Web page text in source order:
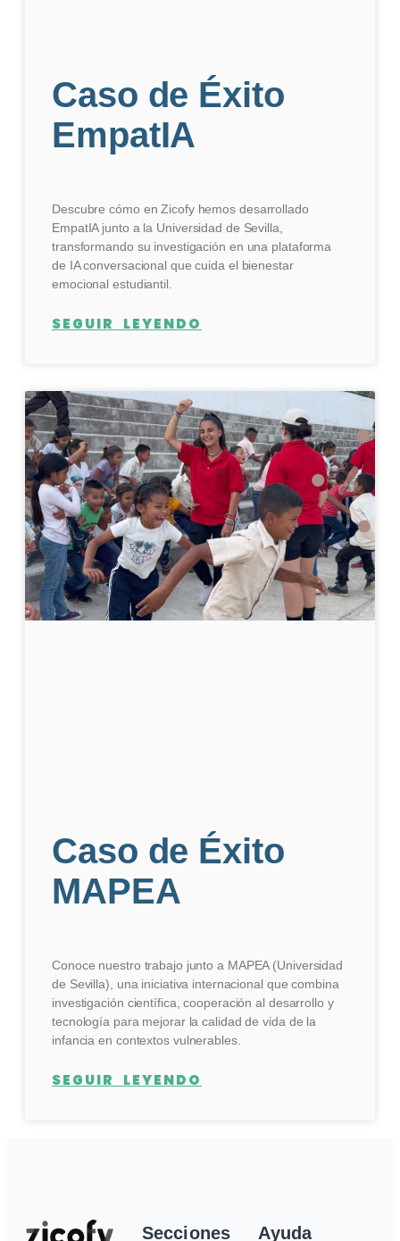
Caso de Éxito
EmpatIA
Descubre cómo en Zicofy hemos desarrollado
EmpatIA junto a la Universidad de Sevilla,
transformando su investigación en una plataforma
de IA conversacional que cuida el bienestar
emocional estudiantil.
SEGUIR LEYENDO
Caso de Éxito
MAPEA
Conoce nuestro trabajo junto a MAPEA (Universidad
de Sevilla), una iniciativa internacional que combina
investigación científica, cooperación al desarrollo y
tecnología para mejorar la calidad de vida de la
infancia en contextos vulnerables.
SEGUIR LEYENDO
Secciones Ayuda